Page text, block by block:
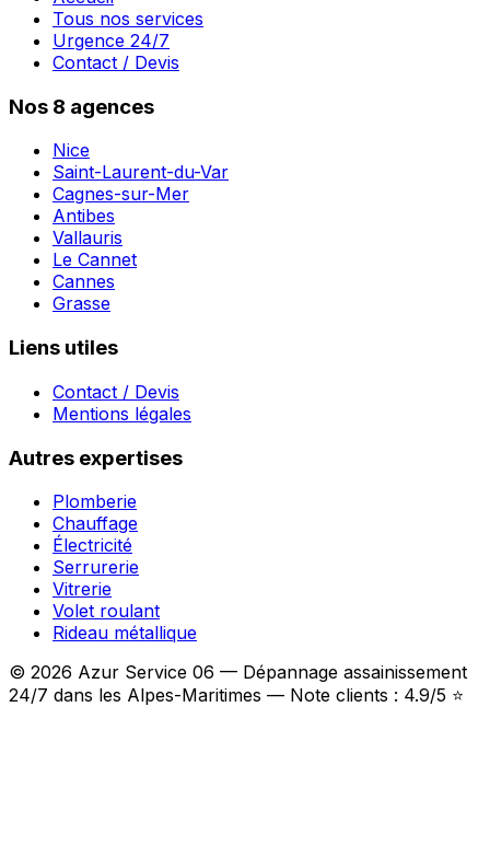
Tous nos services
Urgence 24/7
Contact / Devis
Nos 8 agences
Nice
Saint-Laurent-du-Var
Cagnes-sur-Mer
Antibes
Vallauris
Le Cannet
Cannes
Grasse
Liens utiles
Contact / Devis
Mentions légales
Autres expertises
Plomberie
Chauffage
Électricité
Serrurerie
Vitrerie
Volet roulant
Rideau métallique
© 2026 Azur Service 06 — Dépannage assainissement
24/7 dans les Alpes-Maritimes — Note clients : 4.9/5 ⭐